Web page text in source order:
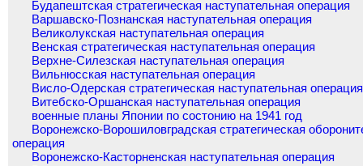
Будапештская стратегическая наступательная операция
Варшавско-Познанская наступательная операция
Великолукская наступательная операция
Венская стратегическая наступательная операция
Верхне-Силезская наступательная операция
Вильнюсская наступательная операция
Висло-Одерская стратегическая наступательная операция
Витебско-Оршанская наступательная операция
военные планы Японии по состонию на 1941 год
Воронежско-Ворошиловградская стратегическая
операция
Воронежско-Касторненская наступательная операция